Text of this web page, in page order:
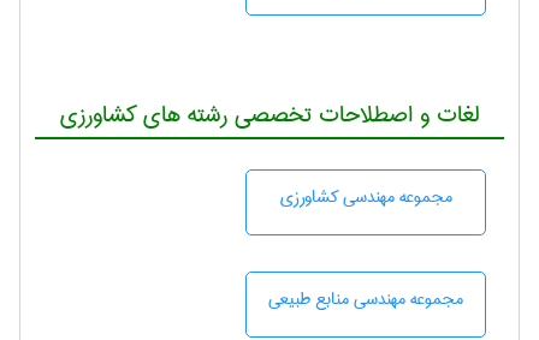
لغات و اصطلاحات تخصصی رشته های کشاورزی
مجموعه مهندسی كشاورزی
مجموعه مهندسی منابع طبيعی